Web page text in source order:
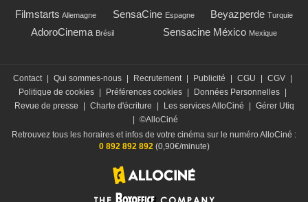
Filmstarts Allemagne SensaCine Espagne Beyazperde Turquie
AdoroCinema Brésil Sensacine México Mexique
Contact | Qui sommes-nous | Recrutement | Publicité | CGU | CGV |
Politique de cookies | Préférences cookies | Données Personnelles |
Revue de presse
| Charte d'écriture | Les services AlloCiné | Gérer Utiq
| ©AlloCiné
Retrouvez tous les horaires et infos de votre cinéma sur le numéro AlloCiné :
0 892 892 892 (0,90€/minute)